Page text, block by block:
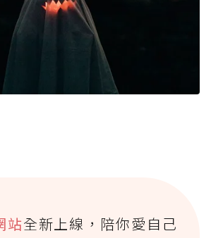
站全新上線，陪你愛自己